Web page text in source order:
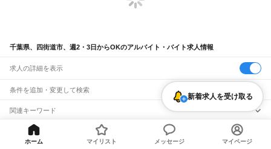
千葉県、四街道市、週2・3日からOKのアルバイト・バイト求人情報
求人の詳細を表示
条件を追加・変更して検索
市区町村を追加・変更
千葉県
千葉県すべて
千葉市
駅を追加・変更
関連キーワード
千葉県 四街道市 週3から
千葉県 四街道市 週2・3日からOK 軽作業
千葉県 四街道市 週2・3日からOK 焼肉店
千葉県 週2・3日からOK ら
千葉県 四街道市 週一から
バイトTOP 四街道市
週2・3日からOKのアルバイト・バイト・
新着求人を受け取る
ホーム マイリスト メッセージ マイページ